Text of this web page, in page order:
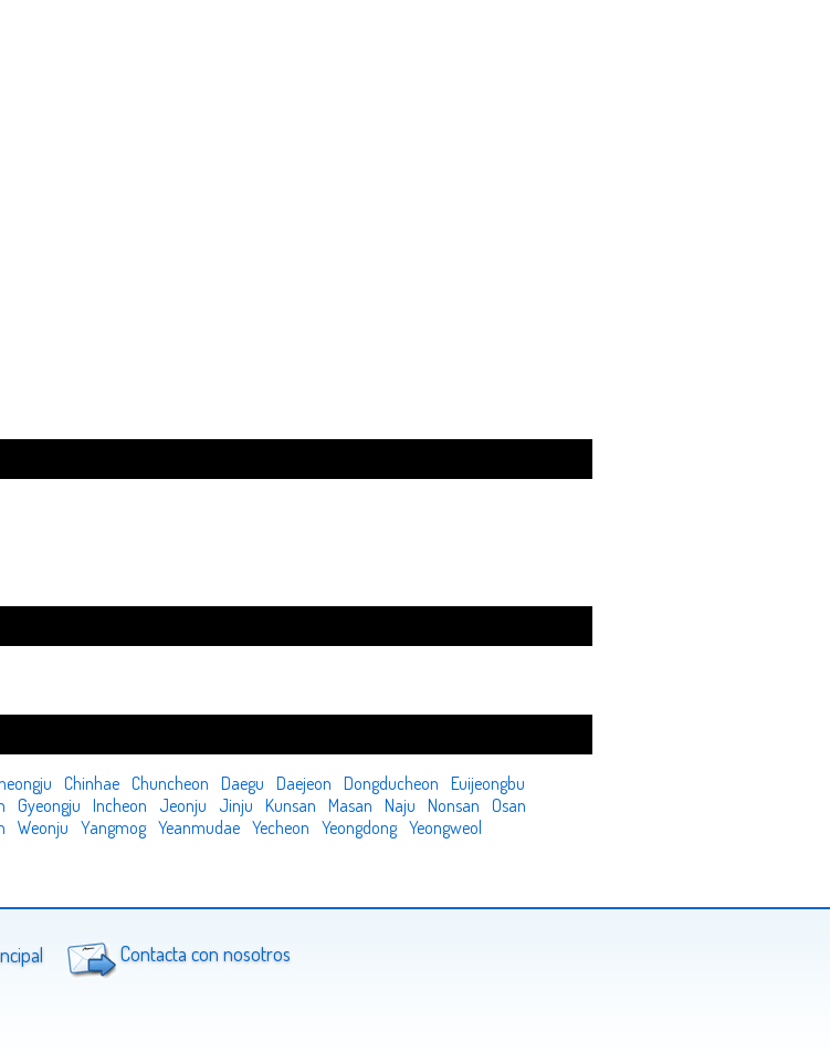
Chinhae Chuncheon Daegu Daejeon Dongducheon Euijeongbu
Gyeongju Incheon Jeonju Jinju Kunsan Masan Naju Nonsan Osan
Weonju Yangmog Yeanmudae Yecheon Yeongdong Yeongweol
Contacta con nosotros